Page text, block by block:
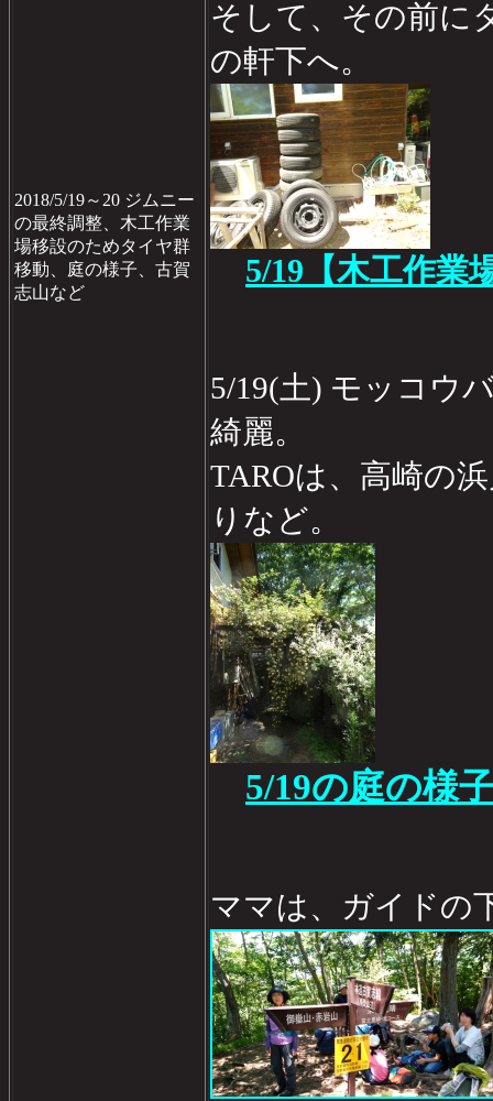
2018/5/19～20 ジムニー
の最終調整、木工作業
場移設のためタイヤ群
移動、庭の様子、古賀
志山など
そして、その前に
の軒下へ。
5/19【木工作業
5/19(土) モッコウ
綺麗。
TAROは、高崎の
りなど。
5/19の庭の様
ママは、ガイドの